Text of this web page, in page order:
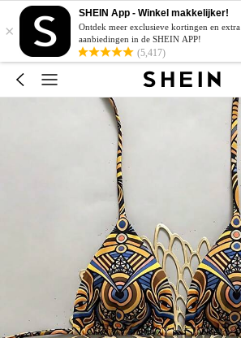
×
SHEIN App - Winkel makkelijker!
Ontdek meer exclusieve kortingen en extra
aanbiedingen in de SHEIN APP!
(5,417)